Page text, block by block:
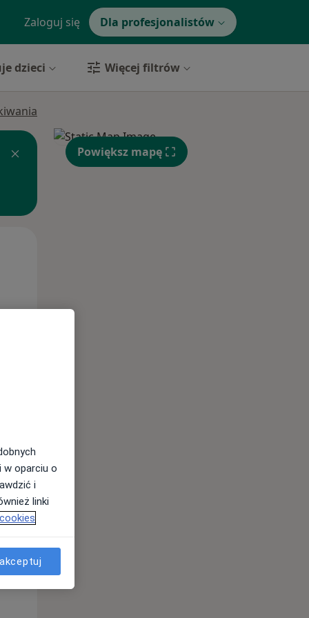
Zaloguj się Dla profesjonalistów
dzieci Więcej filtrów
Wt,
11 Sie
Powiększ mapę
w oparciu o
i
linki